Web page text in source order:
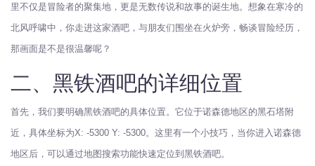
里不仅是冒险者的聚集地，更是无数传说和故事的诞生地。想象在寒冷的
北风呼啸中，你走进这家酒吧，与朋友们围坐在火炉旁，畅谈冒险经历，
那画面是不是很温馨呢？
二、黑铁酒吧的详细位置
首先，我们要明确黑铁酒吧的具体位置。它位于诺森德地区的黑石塔附
近，具体坐标为X: -5300 Y: -5300。这里有一个小技巧，当你进入诺森德
地区后，可以通过地图搜索功能快速定位到黑铁酒吧。